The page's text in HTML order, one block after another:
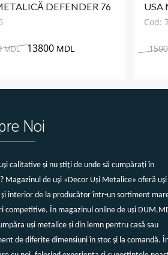
DEFENDER 76
MDL 13800 MDL
USA
Cod:
Noi
calitative și nu știți de unde să cumpărați în
Magazinul de uși «Decor Uși Metalice» oferă
interior de la producător într-un sortiment
competitive. În magazinul online de uși
uși metalice și din lemn pentru casă sau
de diferite dimensiuni în stoc și la comandă.